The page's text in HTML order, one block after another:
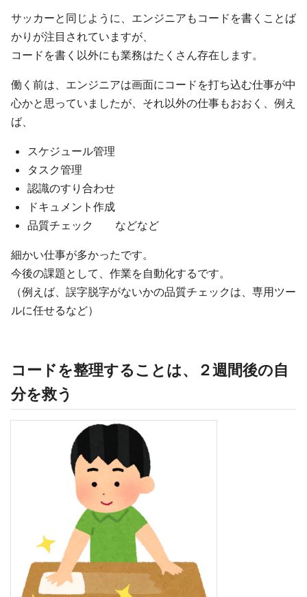
サッカーと同じように、エンジニアもコードを書くことば
かりが注目されていますが、
コードを書く以外にも業務はたくさん存在します。
働く前は、エンジニアは画面にコードを打ち込む仕事が中
心かと思っていましたが、それ以外の仕事もおおく、例え
ば、
スケジュール管理
タスク管理
認識のすり合わせ
ドキュメント作成
品質チェック などなど
細かい仕事が多かったです。
今後の課題として、作業を自動化するです。
（例えば、誤字脱字がないかの品質チェックは、専用ツー
ルに任せるなど）
コードを整理することは、２週間後の自
分を救う